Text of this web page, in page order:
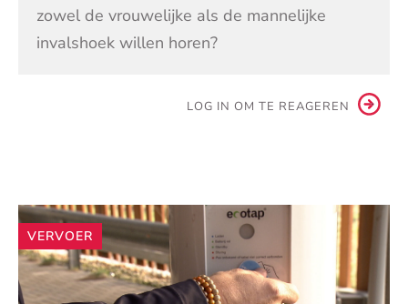
zowel de vrouwelijke als de mannelijke
invalshoek willen horen?
LOG IN OM TE REAGEREN
Andere
artikelen
VERVOER